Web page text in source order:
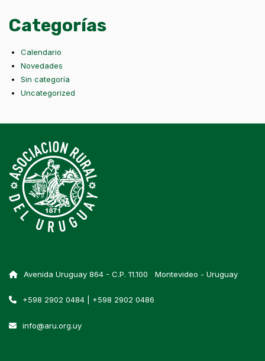
Categorías
Calendario
Novedades
Sin categoría
Uncategorized
Avenida Uruguay 864 - C.P. 11.100 Montevideo - Uruguay
+598 2902 0484 | +598 2902 0486
info@aru.org.uy